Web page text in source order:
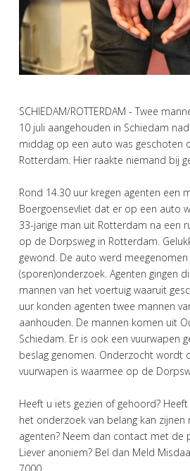
SCHIEDAM/ROTTERDAM - Twee
10 juli aangehouden in Schiedam
middag op een auto was geschoten
Rotterdam. Hier raakte niemand bij
Rond 14.30 uur kregen agenten een
Boergoensevliet dat er op een auto
33-jarige man uit Rotterdam na een
op de Dorpsweg in Rotterdam.
gewond. De auto werd
(sporen)onderzoek. Agenten gingen
mannen van het voertuig waaruit
uur konden agenten twee mannen
aanhouden. De mannen komen uit
Schiedam. Er is ook een vuurwapen
beslag genomen. Onderzocht wordt
vuurwapen is waarmee op de
Heeft u iets gezien of gehoord?
het onderzoek van belang kan
agenten? Neem dan contact met de
Liever anoniem? Bel dan Meld
7000.